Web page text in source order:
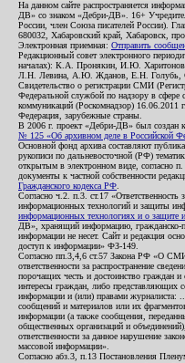
На данном сайте распространяется
ДВ» со знаком «Дебри-ДВ». 16+
России, член Союза писателей России).
680032, Хабаровский край, Хабаровск,
Электронная приемная: Отправить
Редакционный совет электронного
началах): К.А. Пронякин, И.Ю.
Л.Н. Левина, А.Ю. Жданов, Е.Н.
Свидетельство о регистрации СМИ
Федеральной службой по надзору в
коммуникаций (Роскомнадзор) 16.06.2011
Федерация, зарубежные страны.
В 2006 г. проект «Дебри-ДВ» был создан
№ 125 «Об архивном деле в Российской
Основной фонд архива составляют
рукописи по дальневосточной (РФ)
открытым в электронном виде, согласно
документы к частной собственности
Гражданского кодекса РФ
Согласно ч.2. п.3. ст.17
информационных технологий и защиты
информационных технологиях и о
ДВ», хранящий информацию, гражданско-
информации не несет. Сайт и редакция
доступ к информации» ФЗ-149.
Согласно пп.3,4,6 ст.57 Закона РФ «О
ответственности за распространение
порочащих честь и достоинство граждан
интересы граждан, либо представляющих
информации и (или) правами журналиста:
сообщений и материалов или их
информации (а также сообщения,
общественных организаций и
ответственности за данное нарушение
массовой информации».
Согласно абз.3, п.13 Постановления